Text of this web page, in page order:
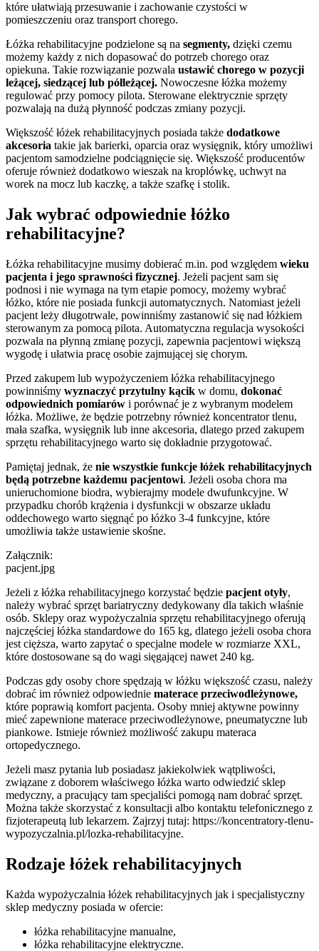
które ułatwiają przesuwanie i zachowanie czystości w
pomieszczeniu oraz transport chorego.
Łóżka rehabilitacyjne podzielone są na segmenty, dzięki czemu
możemy każdy z nich dopasować do potrzeb chorego oraz
opiekuna. Takie rozwiązanie pozwala ustawić chorego w pozycji
leżącej, siedzącej lub półleżącej. Nowoczesne łóżka możemy
regulować przy pomocy pilota. Sterowane elektrycznie sprzęty
pozwalają na dużą płynność podczas zmiany pozycji.
Większość łóżek rehabilitacyjnych posiada także dodatkowe
akcesoria takie jak barierki, oparcia oraz wysięgnik, który umożliwi
pacjentom samodzielne podciągnięcie się. Większość producentów
oferuje również dodatkowo wieszak na kroplówkę, uchwyt na
worek na mocz lub kaczkę, a także szafkę i stolik.
Jak wybrać odpowiednie łóżko
rehabilitacyjne?
Łóżka rehabilitacyjne musimy dobierać m.in. pod względem wieku
pacjenta i jego sprawności fizycznej. Jeżeli pacjent sam się
podnosi i nie wymaga na tym etapie pomocy, możemy wybrać
łóżko, które nie posiada funkcji automatycznych. Natomiast jeżeli
pacjent leży długotrwale, powinniśmy zastanowić się nad łóżkiem
sterowanym za pomocą pilota. Automatyczna regulacja wysokości
pozwala na płynną zmianę pozycji, zapewnia pacjentowi większą
wygodę i ułatwia pracę osobie zajmującej się chorym.
Przed zakupem lub wypożyczeniem łóżka rehabilitacyjnego
powinniśmy wyznaczyć przytulny kącik w domu, dokonać
odpowiednich pomiarów i porównać je z wybranym modelem
łóżka. Możliwe, że będzie potrzebny również koncentrator tlenu,
mała szafka, wysięgnik lub inne akcesoria, dlatego przed zakupem
sprzętu rehabilitacyjnego warto się dokładnie przygotować.
Pamiętaj jednak, że nie wszystkie funkcje łóżek rehabilitacyjnych
będą potrzebne każdemu pacjentowi. Jeżeli osoba chora ma
unieruchomione biodra, wybierajmy modele dwufunkcyjne. W
przypadku chorób krążenia i dysfunkcji w obszarze układu
oddechowego warto sięgnąć po łóżko 3-4 funkcyjne, które
umożliwia także ustawienie skośne.
Załącznik:
pacjent.jpg
Jeżeli z łóżka rehabilitacyjnego korzystać będzie pacjent otyły,
należy wybrać sprzęt bariatryczny dedykowany dla takich właśnie
osób. Sklepy oraz wypożyczalnia sprzętu rehabilitacyjnego oferują
najczęściej łóżka standardowe do 165 kg, dlatego jeżeli osoba chora
jest cięższa, warto zapytać o specjalne modele w rozmiarze XXL,
które dostosowane są do wagi sięgającej nawet 240 kg.
Podczas gdy osoby chore spędzają w łóżku większość czasu, należy
dobrać im również odpowiednie materace przeciwodleżynowe,
które poprawią komfort pacjenta. Osoby mniej aktywne powinny
mieć zapewnione materace przeciwodleżynowe, pneumatyczne lub
piankowe. Istnieje również możliwość zakupu materaca
ortopedycznego.
Jeżeli masz pytania lub posiadasz jakiekolwiek wątpliwości,
związane z doborem właściwego łóżka warto odwiedzić sklep
medyczny, a pracujący tam specjaliści pomogą nam dobrać sprzęt.
Można także skorzystać z konsultacji albo kontaktu telefonicznego z
fizjoterapeutą lub lekarzem. Zajrzyj tutaj: https://koncentratory-tlenu-
wypozyczalnia.pl/lozka-rehabilitacyjne.
Rodzaje łóżek rehabilitacyjnych
Każda wypożyczalnia łóżek rehabilitacyjnych jak i specjalistyczny
sklep medyczny posiada w ofercie:
łóżka rehabilitacyjne manualne,
łóżka rehabilitacyjne elektryczne.